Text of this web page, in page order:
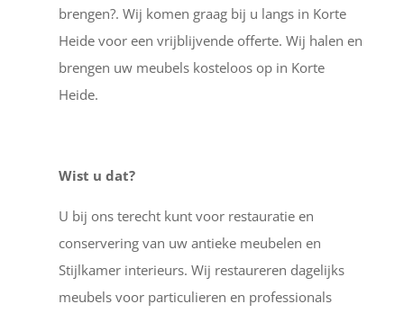
brengen?. Wij komen graag bij u langs in Korte
Heide voor een vrijblijvende offerte. Wij halen en
brengen uw meubels kosteloos op in Korte
Heide.
Wist u dat?
U bij ons terecht kunt voor restauratie en
conservering van uw antieke meubelen en
Stijlkamer interieurs. Wij restaureren dagelijks
meubels voor particulieren en professionals